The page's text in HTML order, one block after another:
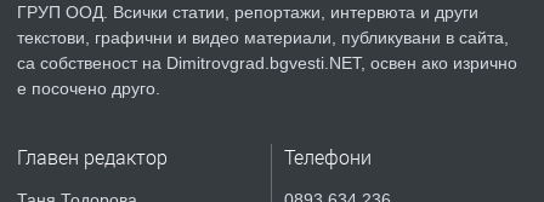
преди 2 месеца
ПРЕДЛАГА Къща в Странско
ГРУП ООД. Всички статии, репортажи, интервюта и други
текстови, графични и видео материали, публикувани в сайта,
са собственост на Dimitrovgrad.bgvesti.NET, освен ако изрично
е посочено друго.
Главен редактор Телефони